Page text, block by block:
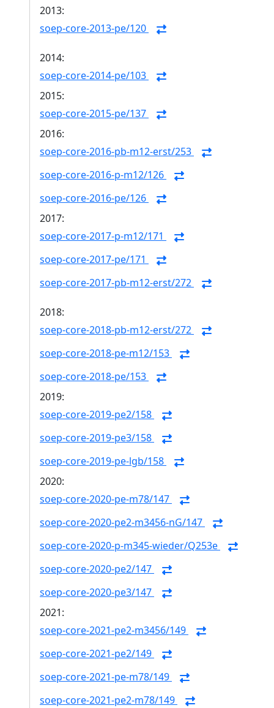
2013:
soep-core-2013-pe/120
2014:
soep-core-2014-pe/103
2015:
soep-core-2015-pe/137
2016:
soep-core-2016-pb-m12-erst/253
soep-core-2016-p-m12/126
soep-core-2016-pe/126
2017:
soep-core-2017-p-m12/171
soep-core-2017-pe/171
soep-core-2017-pb-m12-erst/272
2018:
soep-core-2018-pb-m12-erst/272
soep-core-2018-pe-m12/153
soep-core-2018-pe/153
2019:
soep-core-2019-pe2/158
soep-core-2019-pe3/158
soep-core-2019-pe-lgb/158
2020:
soep-core-2020-pe-m78/147
soep-core-2020-pe2-m3456-nG/147
soep-core-2020-p-m345-wieder/Q253e
soep-core-2020-pe2/147
soep-core-2020-pe3/147
2021:
soep-core-2021-pe2-m3456/149
soep-core-2021-pe2/149
soep-core-2021-pe-m78/149
soep-core-2021-pe2-m78/149